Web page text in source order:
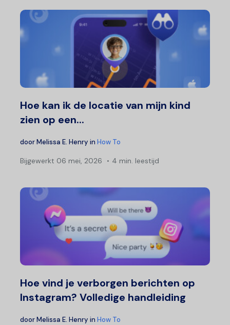
Hoe kan ik de locatie van mijn kind
zien op een...
doorMelissa E. Henry in How To
Bijgewerkt 06 mei, 2026 4 min. leestijd
Hoe vind je verborgen berichten op
Instagram? Volledige handleiding
doorMelissa E. Henry in How To